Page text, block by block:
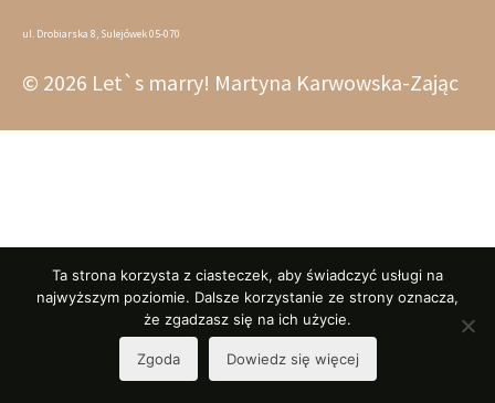
ul. Drobiarska 8, Sulejówek 05-070
© 2026 Let`s marry! Martyna Karwowska-Zając
Ta strona korzysta z ciasteczek, aby świadczyć usługi na
najwyższym poziomie. Dalsze korzystanie ze strony oznacza,
że zgadzasz się na ich użycie.
Zgoda Dowiedz się więcej